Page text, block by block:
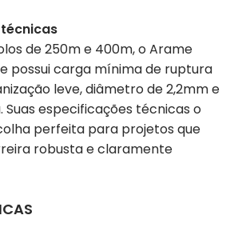
de 250m e 400m, o Arame
possui carga mínima de ruptura
leve, diâmetro de 2,2mm e
especificações técnicas o
perfeita para projetos que
robusta e claramente